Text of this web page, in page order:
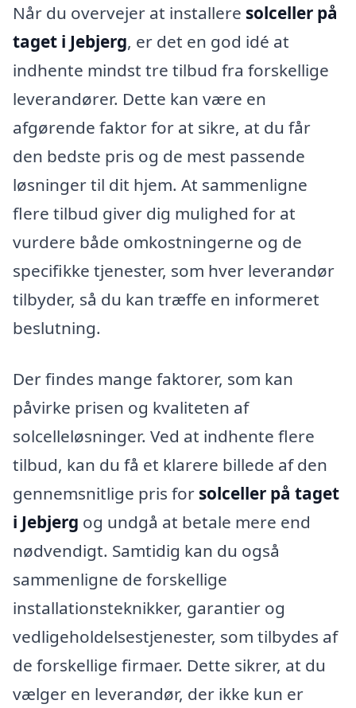
Når du overvejer at installere solceller på
taget i Jebjerg, er det en god idé at
indhente mindst tre tilbud fra forskellige
leverandører. Dette kan være en
afgørende faktor for at sikre, at du får
den bedste pris og de mest passende
løsninger til dit hjem. At sammenligne
flere tilbud giver dig mulighed for at
vurdere både omkostningerne og de
specifikke tjenester, som hver leverandør
tilbyder, så du kan træffe en informeret
beslutning.
Der findes mange faktorer, som kan
påvirke prisen og kvaliteten af
solcelleløsninger. Ved at indhente flere
tilbud, kan du få et klarere billede af den
gennemsnitlige pris for solceller på taget
i Jebjerg og undgå at betale mere end
nødvendigt. Samtidig kan du også
sammenligne de forskellige
installationsteknikker, garantier og
vedligeholdelsestjenester, som tilbydes af
de forskellige firmaer. Dette sikrer, at du
vælger en leverandør, der ikke kun er